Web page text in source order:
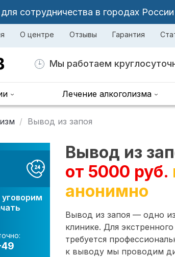
сотрудничества в городах
О центре Отзывы Гарантия
Мы работаем
Лечение алкоголизма
Вывод из запоя
Вывод из
от 5000 руб.
анонимно
Вывод из запоя — одно
клинике. Для
требуется
к выводу мы проводим